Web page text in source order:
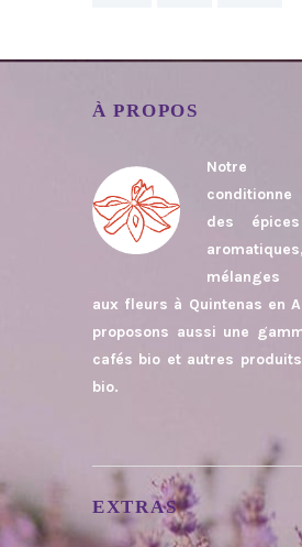
À PROPOS
Notre
des
mélanges
aux fleurs à Quintenas en
proposons aussi une
cafés bio et autres
bio.
EXTRAS